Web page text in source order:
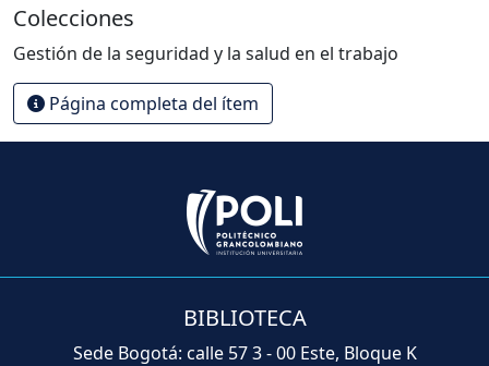
Colecciones
Gestión de la seguridad y la salud en el trabajo
Página completa del ítem
BIBLIOTECA
Sede Bogotá: calle 57 3 - 00 Este, Bloque K